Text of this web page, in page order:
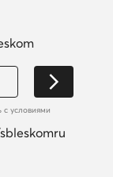
с условиями